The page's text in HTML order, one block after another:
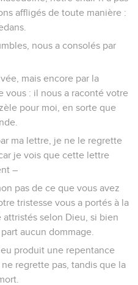
affligés de toute manière :
nous a consolés par
mais encore par la
vous : il nous a raconté votre
pour moi, en sorte que
ma lettre, je ne le regrette
je vois que cette lettre
–
pas de ce que vous avez
tristesse vous a portés à la
selon Dieu, si bien
aucun dommage.
produit une repentance
regrette pas, tandis que la